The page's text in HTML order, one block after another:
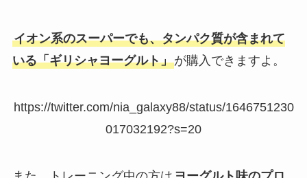
イオン系のスーパーでも、タンパク質が含まれて
いる「ギリシャヨーグルト」が購入できますよ。
https://twitter.com/nia_galaxy88/status/1646751230
017032192?s=20